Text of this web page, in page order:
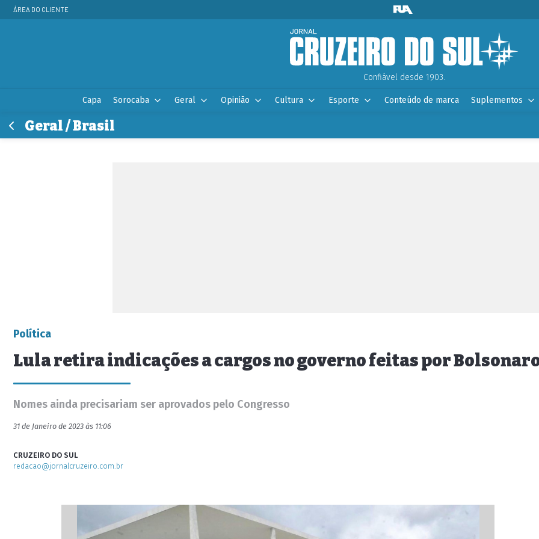
ÁREA DO CLIENTE
Confiável desde 1903.
Capa Sorocaba Geral Opinião Cultura Esporte Conteúdo de marca Suplementos
Geral / Brasil
Política
Lula retira indicações a cargos no governo feitas por
Nomes ainda precisariam ser aprovados pelo Congresso
31 de Janeiro de 2023 às 11:06
CRUZEIRO DO SUL
redacao@jornalcruzeiro.com.br